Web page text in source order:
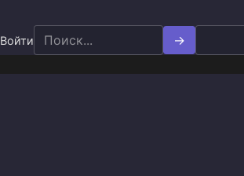
Войти
Search
for: